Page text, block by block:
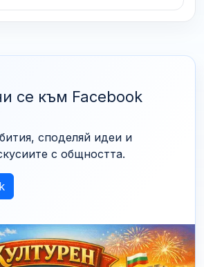
се към Facebook
споделяй идеи и
с общността.